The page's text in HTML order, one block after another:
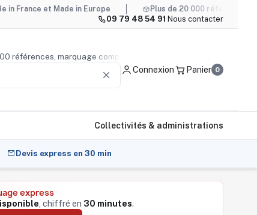
Made in Europe
Plus de 20 000 références, marquage
09 79 48 54 91 · Nous contacter
20 000 références, marquage compris
clear Connexion Panier 0
Collectivités & administrations
Devis express en 30 min
express
, chiffré en 30 minutes.